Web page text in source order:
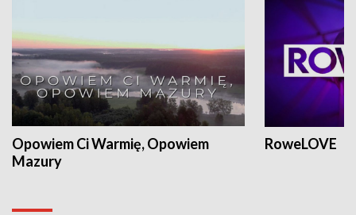
Opowiem Ci Warmię, Opowiem
Mazury
RoweLOVE